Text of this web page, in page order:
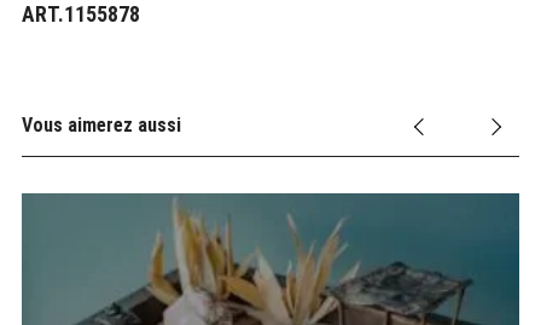
ART.1155878
Vous aimerez aussi